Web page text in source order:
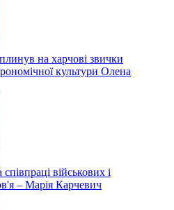
на харчові звички
культури Олена
військових і
– Марія Карчевич